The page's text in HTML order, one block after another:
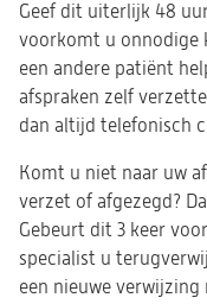
Geef dit uiterlijk 48
voorkomt u onnodige
een andere patiënt
afspraken zelf
dan altijd telefonisch
Komt u niet naar uw
verzet of afgezegd?
Gebeurt dit 3 keer
specialist u
een nieuwe